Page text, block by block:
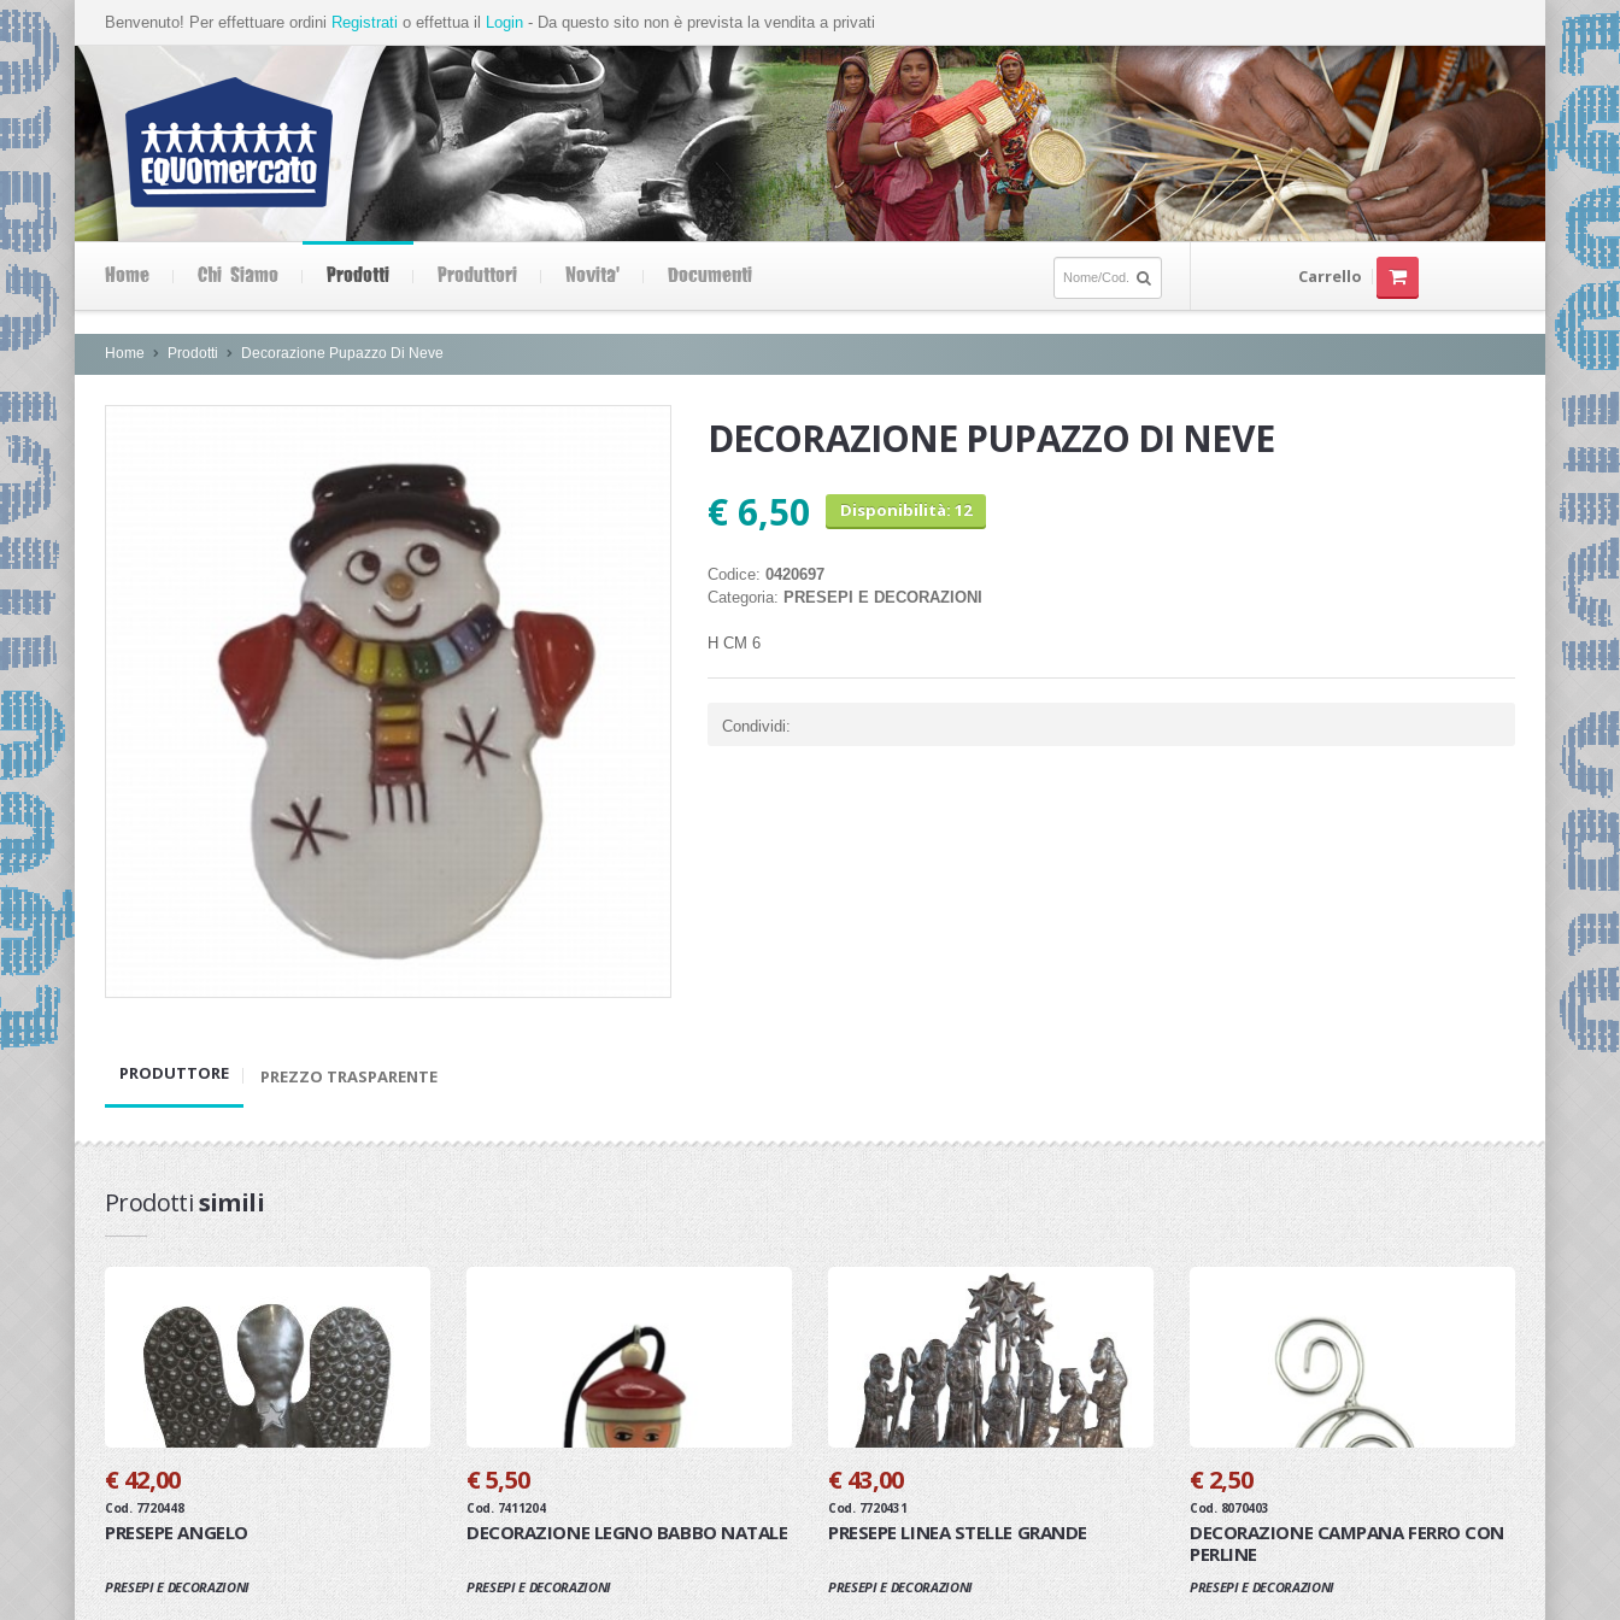
Benvenuto! Per effettuare ordini Registrati o effettua il Login - Da questo sito non è prevista la vendita a privati
Home Chi Siamo Prodotti Produttori Novita' Documenti Carrello
Home Prodotti Decorazione Pupazzo Di Neve
DECORAZIONE PUPAZZO DI NEVE
€ 6,50
Disponibilità: 12
Codice: 0420697
Categoria: PRESEPI E DECORAZIONI
H CM 6
Condividi:
PRODUTTORE PREZZO TRASPARENTE
Prodottisimili
€ 42,00
Cod. 7720448
PRESEPE ANGELO
PRESEPI E DECORAZIONI
€ 5,50
Cod. 7411204
DECORAZIONE LEGNO BABBO NATALE
PRESEPI E DECORAZIONI
€ 43,00
Cod. 7720431
PRESEPE LINEA STELLE GRANDE
PRESEPI E DECORAZIONI
€ 2,50
Cod. 8070403
DECORAZIONE CAMPANA FERRO CON
PERLINE
PRESEPI E DECORAZIONI